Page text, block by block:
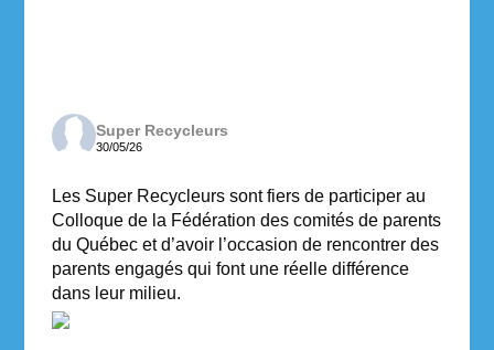
Super Recycleurs
30/05/26
Les Super Recycleurs sont fiers de participer au
Colloque de la Fédération des comités de parents
du Québec et d’avoir l’occasion de rencontrer des
parents engagés qui font une réelle différence
dans leur milieu.